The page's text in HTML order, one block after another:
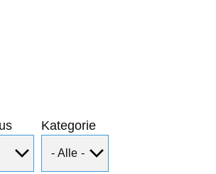
Kategorie